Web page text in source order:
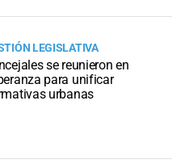
LEGISLATIVA
se reunieron en
para unificar
urbanas